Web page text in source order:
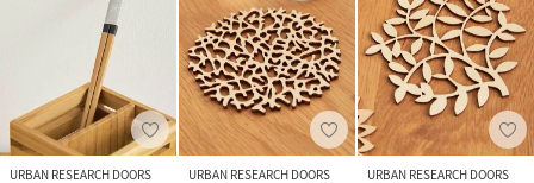
URBAN RESEARCH DOORS
URBAN RESEARCH DOORS
URBAN RESEARCH DOORS